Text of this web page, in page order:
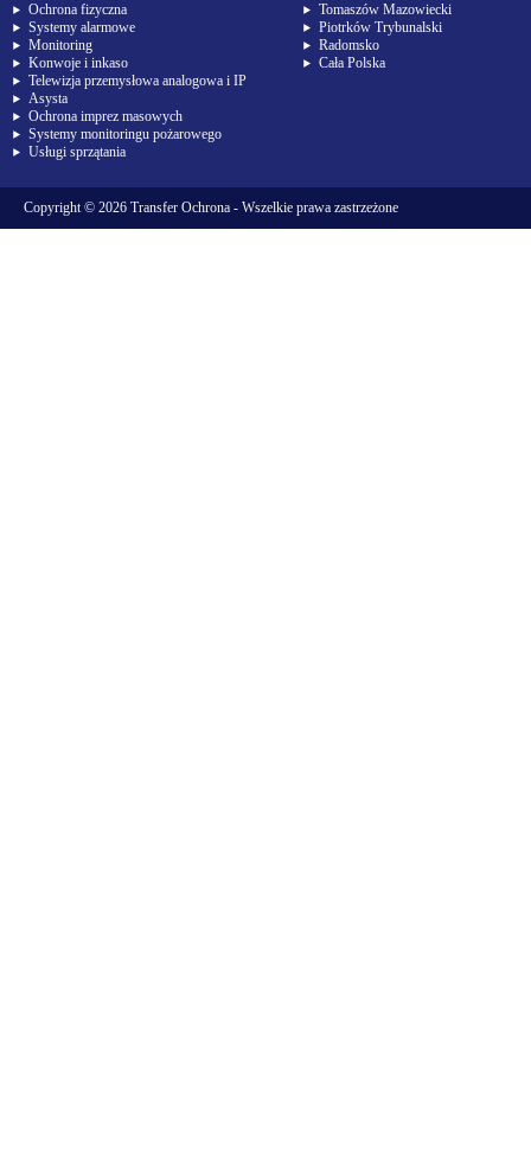
Ochrona fizyczna
Systemy alarmowe
Monitoring
Konwoje i inkaso
Telewizja przemysłowa analogowa i IP
Asysta
Ochrona imprez masowych
Systemy monitoringu pożarowego
Usługi sprzątania
Tomaszów Mazowiecki
Piotrków Trybunalski
Radomsko
Cała Polska
Copyright © 2026 Transfer Ochrona - Wszelkie prawa zastrzeżone